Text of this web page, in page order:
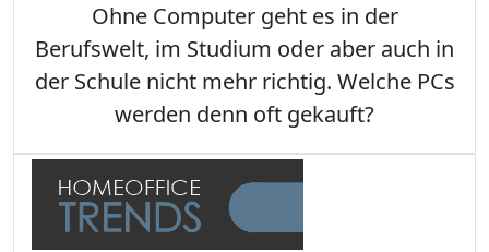
Ohne Computer geht es in der
Berufswelt, im Studium oder aber auch in
der Schule nicht mehr richtig. Welche PCs
werden denn oft gekauft?